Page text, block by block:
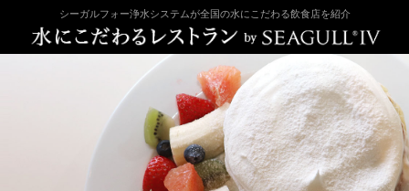
シーガルフォー浄水システムが全国の水にこだわる飲食店を紹介